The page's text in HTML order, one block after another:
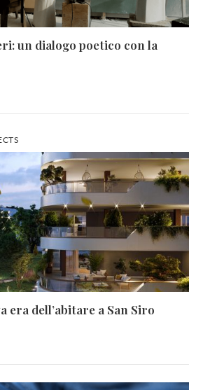
un dialogo poetico con la
era dell’abitare a San Siro